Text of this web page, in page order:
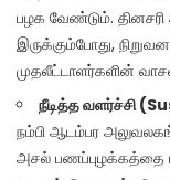
பழக வேண்டும். தினசரி
இருக்கும்போது,
முதலீட்டாளர்களின்
நீடித்த வளர்ச்சி
நம்பி ஆடம்பர
அசல் பணப்புழக்கத்தை